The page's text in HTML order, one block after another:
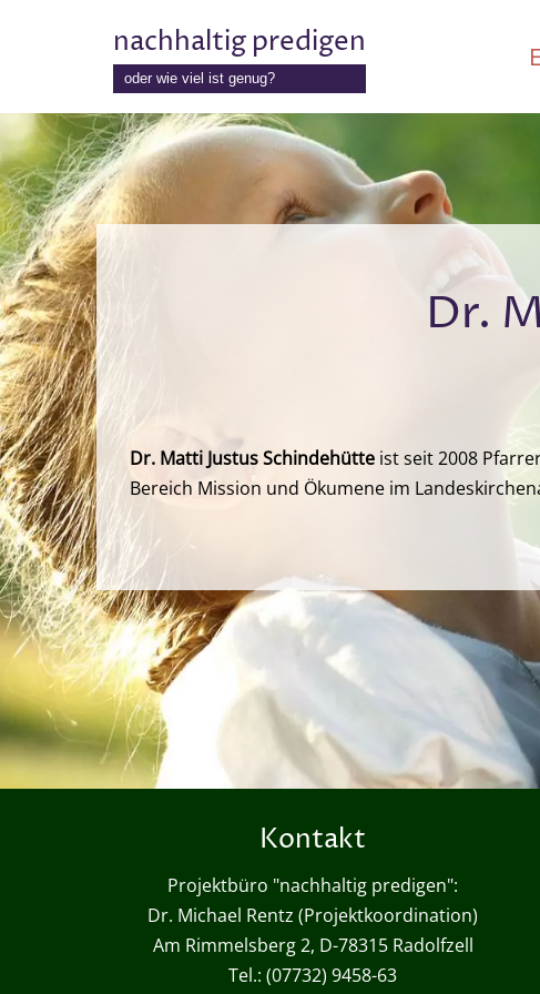
springen
nachhaltig predigen
oder wie viel ist genug?
Dr.
Dr. Matti Justus Schindehütte ist seit 2008
Bereich Mission und Ökumene im
Kontakt
Projektbüro "nachhaltig predigen":
Dr. Michael Rentz (Projektkoordination)
Am Rimmelsberg 2, D-78315 Radolfzell
Tel.: (07732) 9458-63